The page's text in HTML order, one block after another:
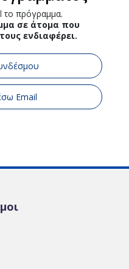
το πρόγραμμα.
σε άτομα που
ενδιαφέρει.
Email